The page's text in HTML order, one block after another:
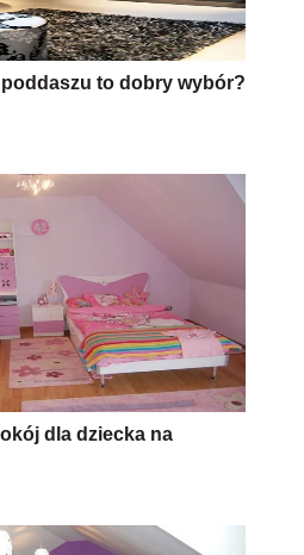
to dobry wybór?
dla dziecka na